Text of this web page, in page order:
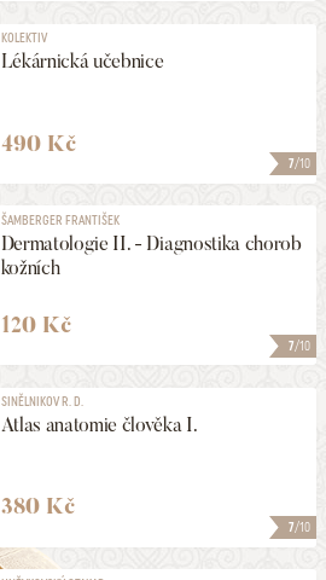
7/10
KOLEKTIV
Lékárnická učebnice
490 Kč
7/10
ŠAMBERGER FRANTIŠEK
Dermatologie II. - Diagnostika chorob
kožních
120 Kč
7/10
SINĚLNIKOV R. D.
Atlas anatomie člověka I.
380 Kč